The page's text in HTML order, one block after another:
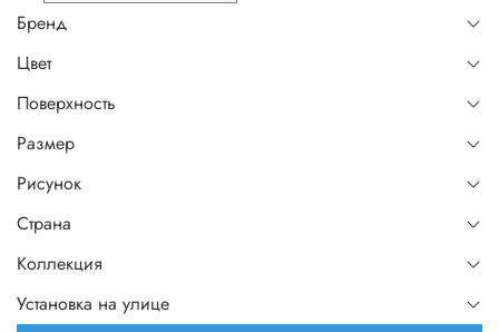
Бренд
Цвет
Поверхность
Размер
Рисунок
Страна
Коллекция
Установка на улице